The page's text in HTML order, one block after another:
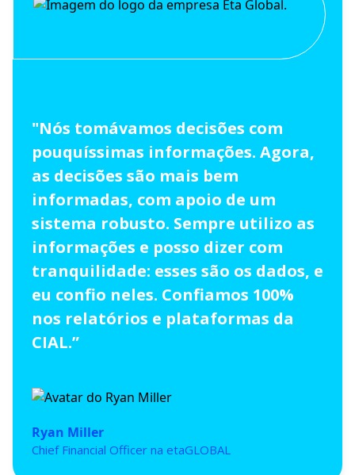
"Nós tomávamos decisões com
pouquíssimas informações. Agora,
as decisões são mais bem
informadas, com apoio de um
sistema robusto. Sempre utilizo as
informações e posso dizer com
tranquilidade: esses são os dados, e
eu confio neles. Confiamos 100%
nos relatórios e plataformas da
CIAL.”
Ryan Miller
Chief Financial Officer na etaGLOBAL